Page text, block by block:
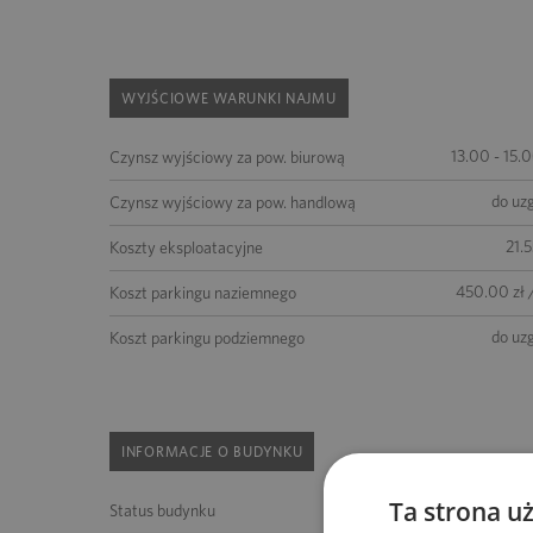
WYJŚCIOWE WARUNKI NAJMU
Czynsz wyjściowy za pow. biurową 13.00 -
Czynsz wyjściowy za pow. handlową do
Koszty eksploatacyjne
Koszt parkingu naziemnego 450.00 zł
Koszt parkingu podziemnego do
INFORMACJE O BUDYNKU
Status budynku Ta strona